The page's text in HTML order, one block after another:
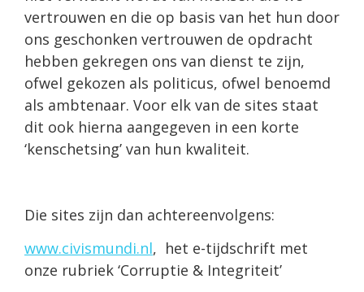
vertrouwen en die op basis van het hun door
ons geschonken vertrouwen de opdracht
hebben gekregen ons van dienst te zijn,
ofwel gekozen als politicus, ofwel benoemd
als ambtenaar. Voor elk van de sites staat
dit ook hierna aangegeven in een korte
‘kenschetsing’ van hun kwaliteit.
Die sites zijn dan achtereenvolgens:
www.civismundi.nl, het e-tijdschrift met
onze rubriek ‘Corruptie & Integriteit’